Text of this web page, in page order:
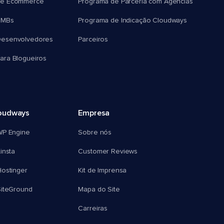
Ecommerce
Blogueiros
Programa de Parceria com Agências
Programa de Indicação Cloudways
Parceiros
Engine
Empresa
Sobre nós
Customer Reviews
Kit de Imprensa
Mapa do Site
Carreiras